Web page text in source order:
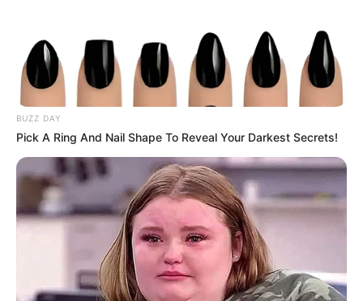
นักเขียน
อิสฺวาสุ
เชื่อในสิ่งที่เฮ็ด เฮ็ดในสิ่งที่เชื่อ
เนื้อหาที่ได้รับการโปรโมต
BUZZ DAY
Pick A Ring And Nail Shape To Reveal Your Darkest Secrets!